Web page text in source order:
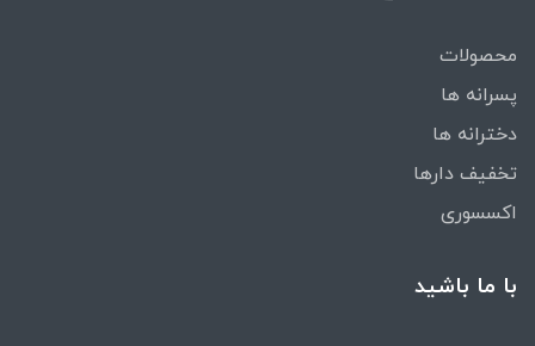
محصولات
پسرانه ها
دخترانه ها
تخفیف دارها
اکسسوری
با ما باشید